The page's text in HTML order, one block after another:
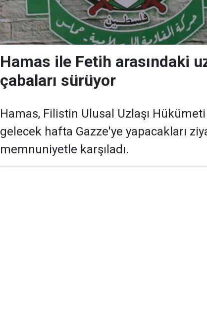
Hamas ile Fetih arasındaki
çabaları sürüyor
Hamas, Filistin Ulusal Uzlaşı
gelecek hafta Gazze'ye yapacakları
memnuniyetle karşıladı.